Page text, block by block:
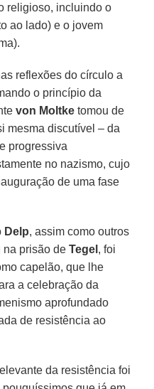
religioso, incluindo o
ao lado) e o jovem
reflexões do círculo a
o princípio da
von Moltke tomou de
mesma discutível – da
progressiva
no nazismo, cujo
de uma fase
Delp, assim como outros
na prisão deTegel , foi
capelão, que lhe
a celebração da
aprofundado
de resistência ao
da resistência foi